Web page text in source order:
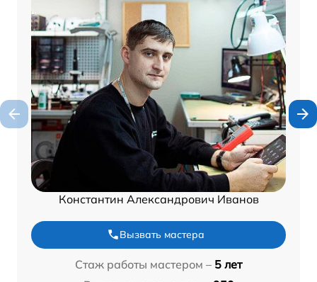
Константин Александрович Иванов
Вызвать мастера
Стаж работы мастером – 5 лет